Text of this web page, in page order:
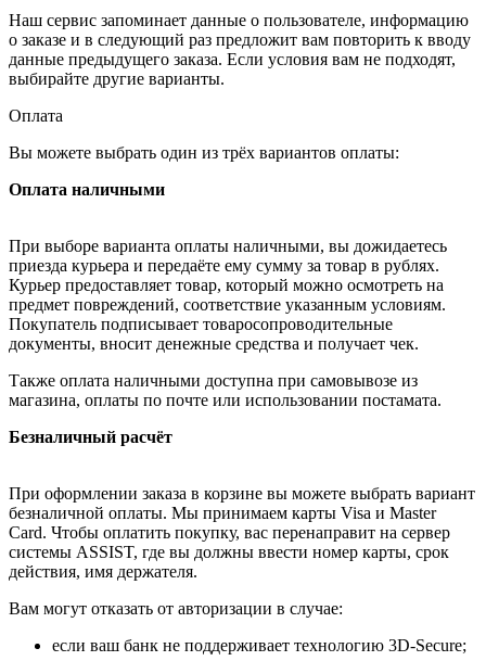
Наш сервис запоминает данные о пользователе, информацию
о заказе и в следующий раз предложит вам повторить к вводу
данные предыдущего заказа. Если условия вам не подходят,
выбирайте другие варианты.
Оплата
Вы можете выбрать один из трёх вариантов оплаты:
Оплата наличными
При выборе варианта оплаты наличными, вы дожидаетесь
приезда курьера и передаёте ему сумму за товар в рублях.
Курьер предоставляет товар, который можно осмотреть на
предмет повреждений, соответствие указанным условиям.
Покупатель подписывает товаросопроводительные
документы, вносит денежные средства и получает чек.
Также оплата наличными доступна при самовывозе из
магазина, оплаты по почте или использовании постамата.
Безналичный расчёт
При оформлении заказа в корзине вы можете выбрать вариант
безналичной оплаты. Мы принимаем карты Visa и Master
Card. Чтобы оплатить покупку, вас перенаправит на сервер
системы ASSIST, где вы должны ввести номер карты, срок
действия, имя держателя.
Вам могут отказать от авторизации в случае:
если ваш банк не поддерживает технологию 3D-Secure;